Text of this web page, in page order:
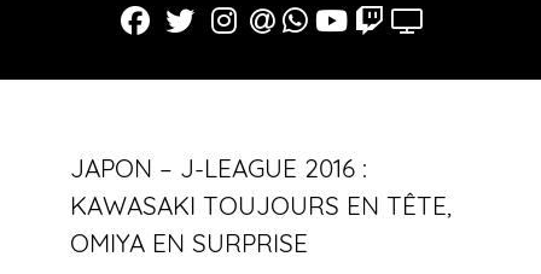
JAPON – J-LEAGUE 2016 :
KAWASAKI TOUJOURS EN TÊTE,
OMIYA EN SURPRISE